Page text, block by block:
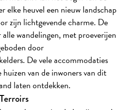
elke heuvel een nieuw landschap
zijn lichtgevende charme. De
wandelingen, met proeverijen
door
De vele accommodaties
van de inwoners van dit
laten ontdekken.
Terroirs